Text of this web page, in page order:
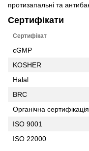
протизапальні та
Сертифікати
Сертифікат
cGMP
KOSHER
Halal
BRC
Органічна сертифікація
ISO 9001
ISO 22000